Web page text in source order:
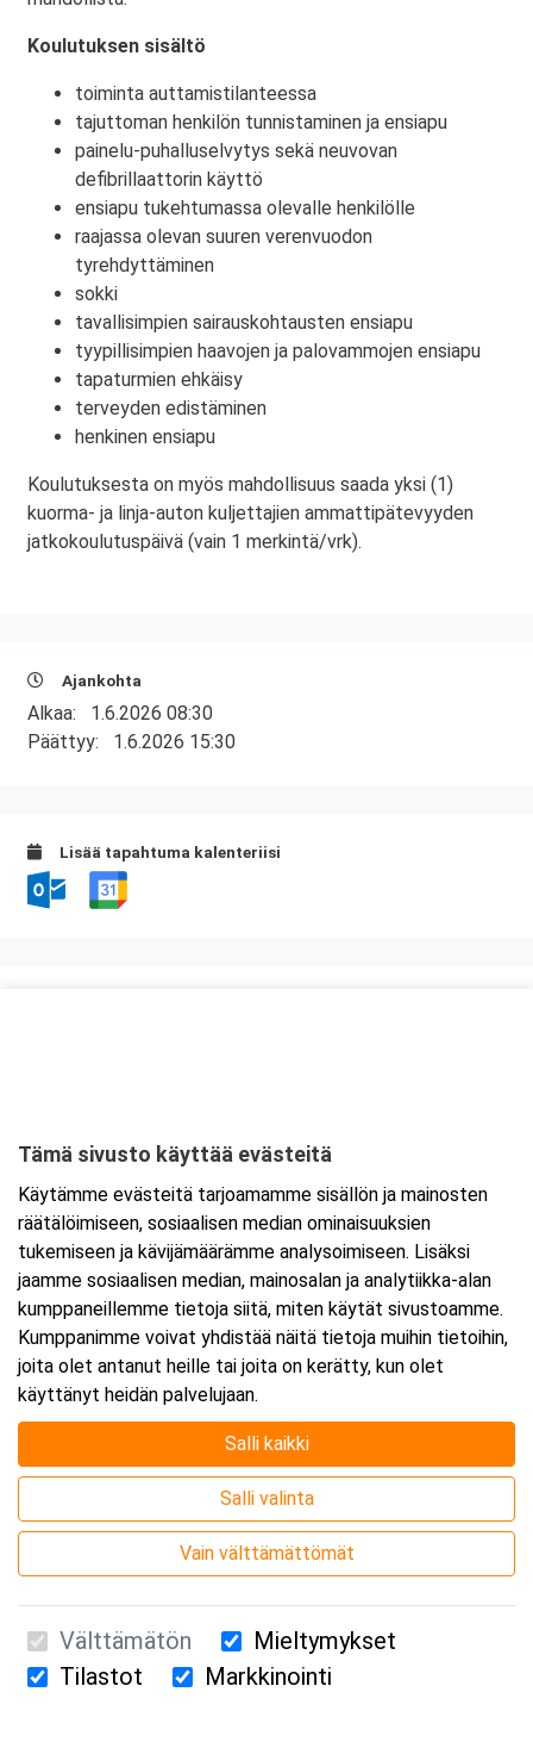
Koulutuksen sisältö
toiminta auttamistilanteessa
tajuttoman henkilön tunnistaminen ja ensiapu
painelu-puhalluselvytys sekä neuvovan
defibrillaattorin käyttö
ensiapu tukehtumassa olevalle henkilölle
raajassa olevan suuren verenvuodon
tyrehdyttäminen
sokki
tavallisimpien sairauskohtausten ensiapu
tyypillisimpien haavojen ja palovammojen ensiapu
tapaturmien ehkäisy
terveyden edistäminen
henkinen ensiapu
Koulutuksesta on myös mahdollisuus saada yksi (1)
kuorma- ja linja-auton kuljettajien ammattipätevyyden
jatkokoulutuspäivä (vain 1 merkintä/vrk).
Ajankohta
Alkaa: 1.6.2026 08:30
Päättyy: 1.6.2026 15:30
Lisää tapahtuma kalenteriisi
Tarkempi kartta ja ajo-ohjeet
Suomen Ensiapukoulutus Oy / Valimotie 21 / 00380 Helsinki
Tämä sivusto käyttää evästeitä
Käytämme evästeitä tarjoamamme sisällön ja mainosten
räätälöimiseen, sosiaalisen median ominaisuuksien
tukemiseen ja kävijämäärämme analysoimiseen. Lisäksi
jaamme sosiaalisen median, mainosalan ja analytiikka-alan
kumppaneillemme tietoja siitä, miten käytät sivustoamme.
Kumppanimme voivat yhdistää näitä tietoja muihin tietoihin,
joita olet antanut heille tai joita on kerätty, kun olet
käyttänyt heidän palvelujaan.
Salli kaikki
Salli valinta
Vain välttämättömät
Välttämätön
Mieltymykset
Tilastot
Markkinointi